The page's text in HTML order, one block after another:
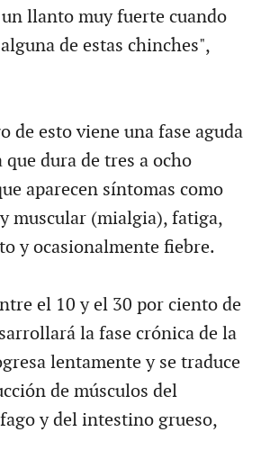
llanto muy fuerte cuando
de estas chinches",
de esto viene una fase aguda
dura de tres a ocho
aparecen síntomas como
muscular (mialgia), fatiga,
y ocasionalmente fiebre.
el 10 y el 30 por ciento de
la fase crónica de la
lentamente y se traduce
de músculos del
y del intestino grueso,